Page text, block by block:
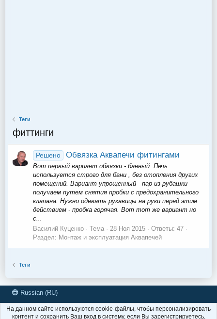
Теги
фиттинги
Решено Обвязка Аквапечи фитингами
Вот первый вариант обвязки - банный. Печь
используется строго для бани , без отопления других
помещений. Вариант упрощенный - пар из рубашки
получаем путем снятия пробки с предохранительного
клапана. Нужно одевать рукавицы на руки перед этим
действием - пробка горячая. Вот тот же вариант но
с...
Василий Куценко
Тема 28 Ноя 2015
Ответы: 47
Раздел: Монтаж и эксплуатация Аквапечей
Теги
Russian (RU)
Условия и правила
Политика конфиденциальности Помощь
R
На данном сайте используются cookie-файлы, чтобы персонализировать
контент и сохранить Ваш вход в систему, если Вы зарегистрируетесь.